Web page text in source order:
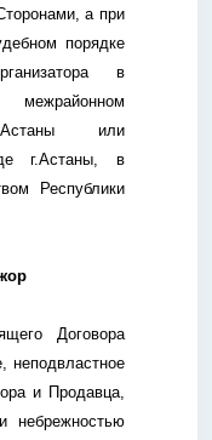
а при
порядке
в
или
г.Астаны, в
Республики
Договора
неподвластное
и Продавца,
небрежностью